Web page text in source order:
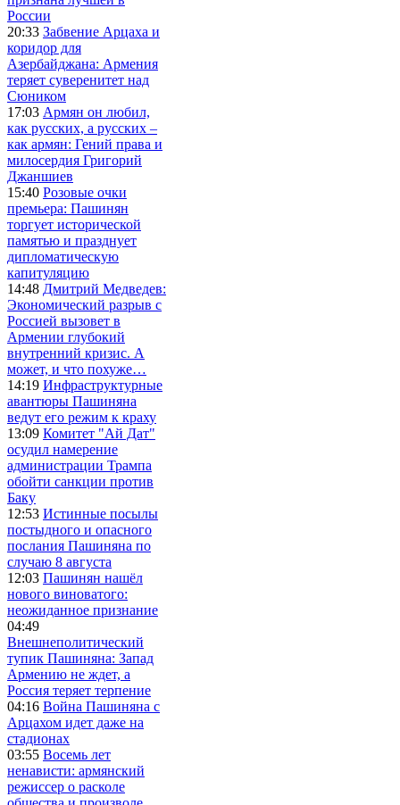
России
20:33 Забвение Арцаха и
коридор для
Азербайджана: Армения
теряет суверенитет над
Сюником
17:03 Армян он любил,
как русских, а русских –
как армян: Гений права и
милосердия Григорий
Джаншиев
15:40 Розовые очки
премьера: Пашинян
торгует исторической
памятью и празднует
дипломатическую
капитуляцию
14:48 Дмитрий Медведев:
Экономический разрыв с
Россией вызовет в
Армении глубокий
внутренний кризис. А
может, и что похуже…
14:19 Инфраструктурные
авантюры Пашиняна
ведут его режим к краху
13:09 Комитет "Ай Дат"
осудил намерение
администрации Трампа
обойти санкции против
Баку
12:53 Истинные посылы
постыдного и опасного
послания Пашиняна по
случаю 8 августа
12:03 Пашинян нашёл
нового виноватого:
неожиданное признание
04:49
Внешнеполитический
тупик Пашиняна: Запад
Армению не ждет, а
Россия теряет терпение
04:16 Война Пашиняна с
Арцахом идет даже на
стадионах
03:55 Восемь лет
ненависти: армянский
режиссер о расколе